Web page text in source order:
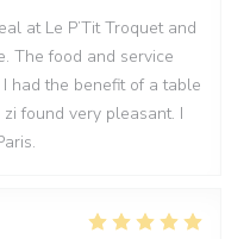
at Le P’Tit Troquet and
The food and service
had the benefit of a table
found very pleasant. I